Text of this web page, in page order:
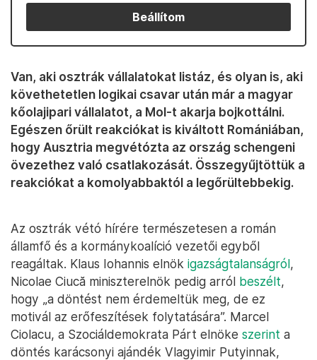
Beállítom
Van, aki osztrák vállalatokat listáz, és olyan is, aki
követhetetlen logikai csavar után már a magyar
kőolajipari vállalatot, a Mol-t akarja bojkottálni.
Egészen őrült reakciókat is kiváltott Romániában,
hogy Ausztria megvétózta az ország schengeni
övezethez való csatlakozását. Összegyűjtöttük a
reakciókat a komolyabbaktól a legőrültebbekig.
Az osztrák vétó hírére természetesen a román
államfő és a kormánykoalíció vezetői egyből
reagáltak. Klaus Iohannis elnök igazságtalanságról,
Nicolae Ciucă miniszterelnök pedig arról beszélt,
hogy „a döntést nem érdemeltük meg, de ez
motivál az erőfeszítések folytatására”. Marcel
Ciolacu, a Szociáldemokrata Párt elnöke szerint a
döntés karácsonyi ajándék Vlagyimir Putyinnak,